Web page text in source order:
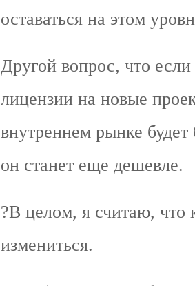
оставаться на этом
Другой вопрос, что
лицензии на новые
внутреннем рынке
он станет еще дешевле.
?В целом, я считаю, что
измениться.